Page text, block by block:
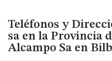
Teléfonos y
sa en la Provincia
Alcampo Saen